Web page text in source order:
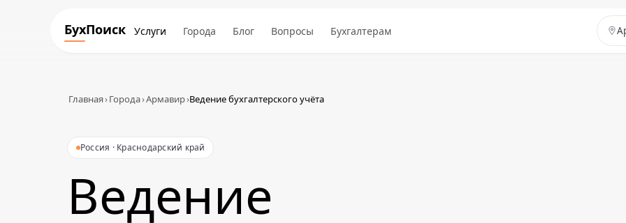
БухПоиск Услуги Города Блог Вопросы Бухгалтерам
Главная›Города›Армавир›Ведение бухгалтерского учёта
Россия · Краснодарский край
Ведение